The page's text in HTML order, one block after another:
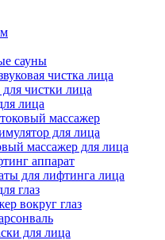
сауны
чистка лица
чистки лица
лица
массажер
для лица
массажер для лица
аппарат
для лифтинга лица
глаз
вокруг глаз
для лица